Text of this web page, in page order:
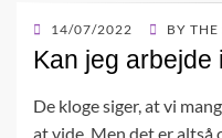
POSTED
ON
14/07/2022 BY THE
Kan jeg arbejde
De kloge siger, at vi
at vide. Men det er